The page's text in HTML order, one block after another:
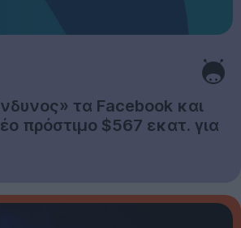
τα Facebook και
πρόστιμο $567 εκατ. για